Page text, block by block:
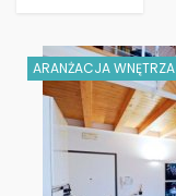
ARANŻACJA WNĘTRZA